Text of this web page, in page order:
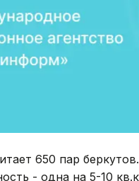
650 пар
- одна на 5-10